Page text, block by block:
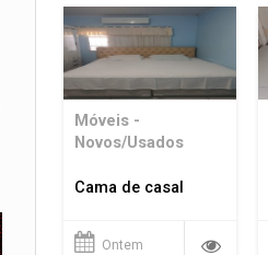
Móveis -
Novos/Usados
Cama de casal
Ontem